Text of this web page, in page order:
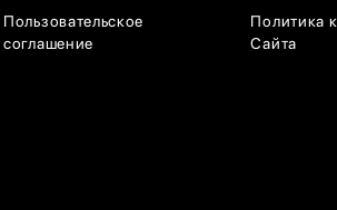
Пользовательское
соглашение
Политика
Сайта